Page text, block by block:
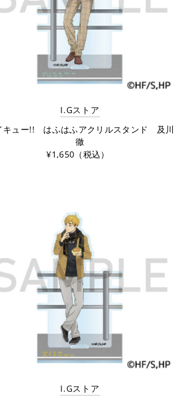
I.Gストア
キュー!! はふはふアクリルスタンド 及川
徹
¥1,650（税込）
I.Gストア